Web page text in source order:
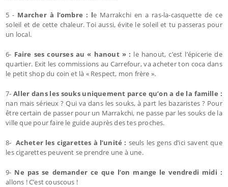
5 - Marcher à l’ombre : le Marrakchi en a ras-la-casquette de ce
soleil et de cette chaleur. Toi aussi, évite le soleil et tu passeras pour
un local.
6- Faire ses courses au « hanout » : le hanout, c’est l’épicerie de
quartier. Exit les commissions au Carrefour, va acheter ton coca dans
le petit shop du coin et là « Respect, mon frère ».
7-Aller dans les souks uniquement parce qu’on a de la famille :
nan mais sérieux ? Qui va dans les souks, à part les bazaristes ? Pour
être certain de passer pour un Marrakchi, ne passe par les souks de la
ville que pour faire le guide auprès des tes proches.
8- Acheter les cigarettes à l’unité : seuls les gens d’ici savent que
les cigarettes peuvent se prendre une à une.
9- Ne pas se demander ce que l’on mange le vendredi midi :
allons ! C’est couscous !